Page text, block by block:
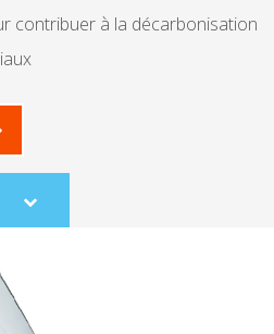
contribuer à la décarbonisation
Scroll
to